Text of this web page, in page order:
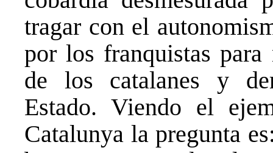
tragar con el
por los franquistas para
de los catalanes y
Estado. Viendo el
Catalunya la pregunta